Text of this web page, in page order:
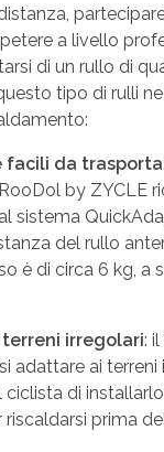
a livello
di un rullo di
tipo di rulli
facili da
by ZYCLE
sistema
del rullo
è di circa 6 kg, a
irregolari:
adattare ai terreni
di
prima